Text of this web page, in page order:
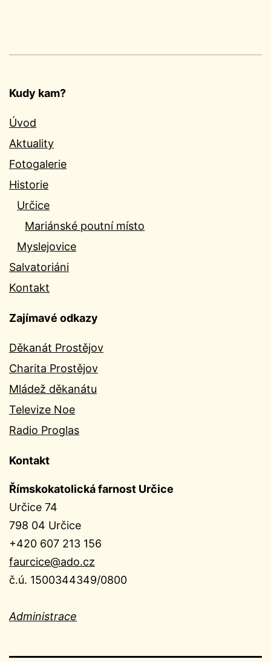
Kudy kam?
Úvod
Aktuality
Fotogalerie
Historie
Určice
Mariánské poutní místo
Myslejovice
Salvatoriáni
Kontakt
Zajímavé odkazy
Děkanát Prostějov
Charita Prostějov
Mládež děkanátu
Televize Noe
Radio Proglas
Kontakt
Římskokatolická farnost Určice
Určice 74
798 04 Určice
+420 607 213 156
faurcice@ado.cz
č.ú. 1500344349/0800
Administrace